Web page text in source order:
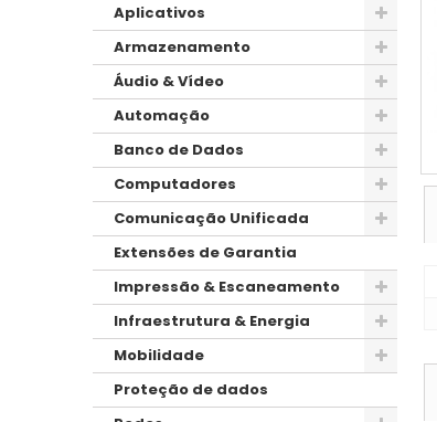
Aplicativos
Armazenamento
Áudio & Vídeo
Automação
Banco de Dados
Computadores
Comunicação Unificada
Extensões de Garantia
Impressão & Escaneamento
Infraestrutura & Energia
Mobilidade
Proteção de dados